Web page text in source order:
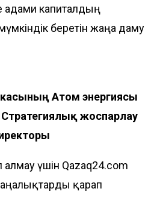
адами капиталдың
беретін жаңа даму
Атом энергиясы
Стратегиялық жоспарлау
алмау үшін Qazaq24.com
қарап